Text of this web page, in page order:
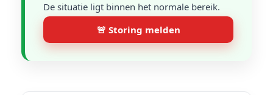
De situatie ligt binnen het normale bereik.
🚨 Storing melden